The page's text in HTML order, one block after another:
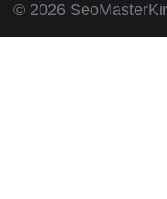
© 2026